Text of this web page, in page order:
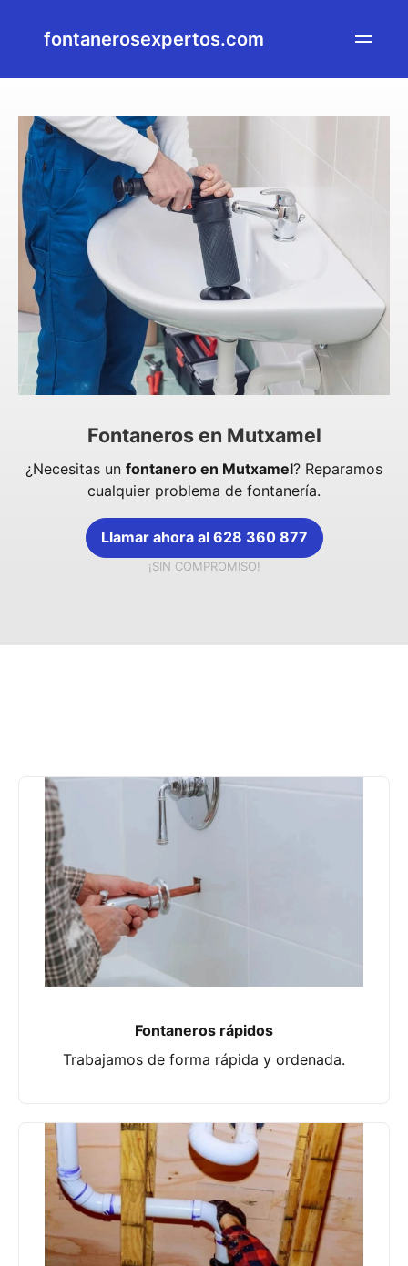
fontanerosexpertos.com
Fontaneros en Mutxamel
¿Necesitas un fontanero en Mutxamel? Reparamos
cualquier problema de fontanería.
Llamar ahora al 628 360 877
¡SIN COMPROMISO!
Fontaneros rápidos
Trabajamos de forma rápida y ordenada.